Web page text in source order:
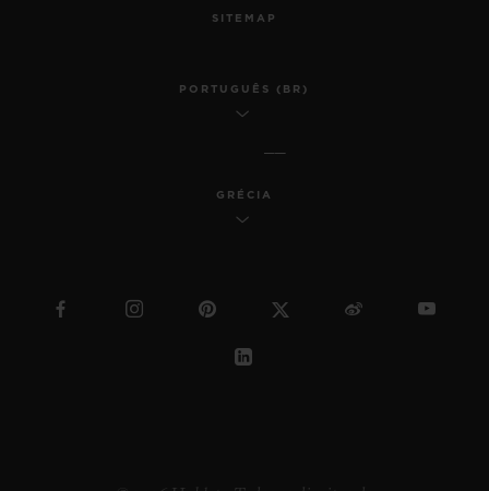
SITEMAP
PORTUGUÊS (BR)
GRÉCIA